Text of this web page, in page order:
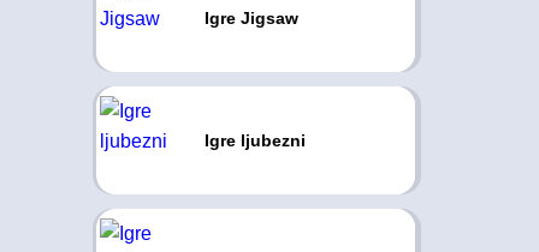
Igre Jigsaw
Igre ljubezni